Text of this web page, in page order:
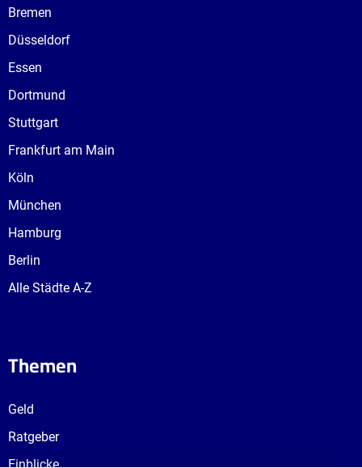
Bremen
Düsseldorf
Essen
Dortmund
Stuttgart
Frankfurt am Main
Köln
München
Hamburg
Berlin
Alle Städte A-Z
Themen
Geld
Ratgeber
Einblicke